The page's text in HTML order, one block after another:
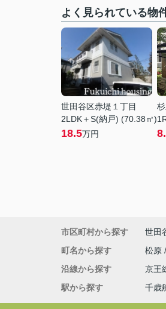
よく見られている物
世田谷区赤堤１丁目
2LDK＋S(納戸) (70.38㎡)
18.5万円
市区町村から探す 世田
町名から探す
松原
沿線から探す
京王
駅から探す
千歳